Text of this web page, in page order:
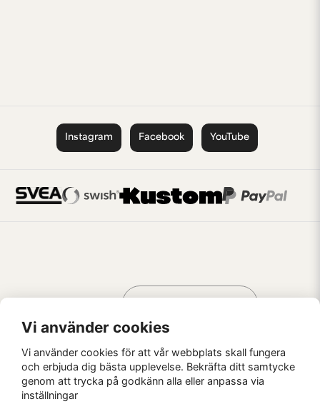
Instagram Facebook YouTube
Kaffebrus AB, Förskeppsgatan 2, 271 55 Ystad
AV KREATÖRER
Vi använder cookies
Vi använder cookies för att vår webbplats skall fungera
och erbjuda dig bästa upplevelse. Bekräfta ditt samtycke
genom att trycka på godkänn alla eller anpassa via
inställningar